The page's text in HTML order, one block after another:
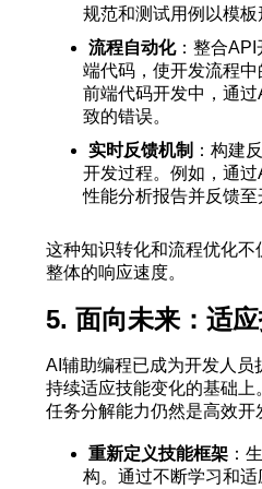
规范和测试用例以模
流程自动化：整合API
端代码，使开发流程
前端代码开发中，通
致的错误。
实时反馈机制 ：构建
开发过程。例如，通
性能分析报告并反馈
这种知识转化和流程优化
整体的响应速度。
5. 面向未来：适
AI辅助编程已成为开发人
持续适应技能变化的基础
任务分解能力仍然是高效开
重新定义技能框架 ：
构。通过不断学习和